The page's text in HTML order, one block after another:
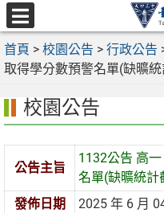
跳
至
主
要
區
選
單
首頁 > 校園公告 > 行政公告
取得學分數預警名單(缺曠
校園公告
公告主旨
1132公告 高
名單(缺曠統計
發佈日期
2025 年 6 月